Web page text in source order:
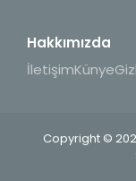
Hakkımızda
İletişimKünye
Copyright ©